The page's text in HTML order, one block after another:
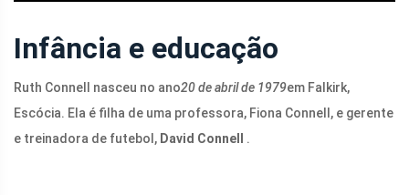
Infância e educação
Ruth Connell nasceu no ano20 de abril de 1979em Falkirk,
Escócia. Ela é filha de uma professora, Fiona Connell, e gerente
e treinadora de futebol, David Connell .